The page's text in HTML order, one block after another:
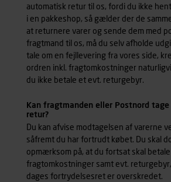
automatisk retur til os, fordi du ikke
i en pakkeshop, så gælder der de
at returnere varer og sende dem med
fragtmand til os, må du selv afholde
tale om en fejllevering fra vores side,
ordren inkl. fragtomkostninger
du ikke betale et evt. returgebyr.
Kan fragtmanden eller Postnord
retur?
Du kan afvise modtagelsen af varerne
såfremt du har fortrudt købet. Du skal
opmærksom på, at du fortsat skal
fragtomkostninger samt evt.
dages fortrydelsesret er overskredet.